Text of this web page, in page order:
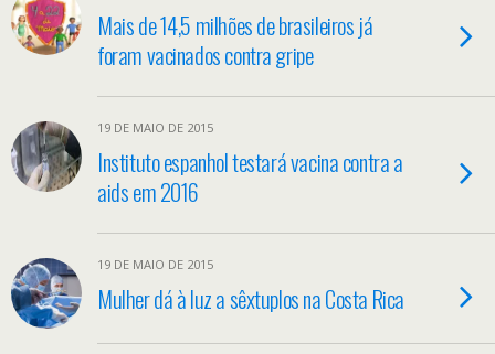
Mais de 14,5 milhões de brasileiros já
foram vacinados contra gripe
19 DE MAIO DE 2015
Instituto espanhol testará vacina contra a
aids em 2016
19 DE MAIO DE 2015
Mulher dá à luz a sêxtuplos na Costa Rica